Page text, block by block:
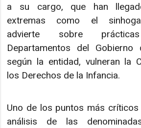
a su cargo, que han
extremas como el
advierte sobre
Departamentos del Gobierno
según la entidad, vulneran la
los Derechos de la Infancia.
Uno de los puntos más
análisis de las